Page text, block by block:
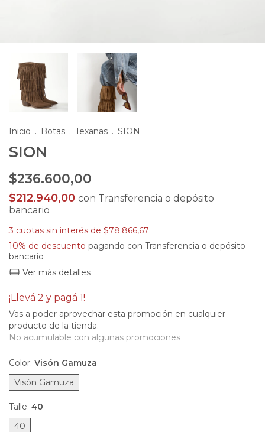
Inicio . Botas . Texanas . SION
SION
$236.600,00
$212.940,00 con Transferencia o depósito
bancario
3 cuotas sin interés de $78.866,67
10% de descuento pagando con Transferencia o depósito
bancario
Ver más detalles
¡Llevá 2 y pagá 1!
Vas a poder aprovechar esta promoción en cualquier
producto de la tienda.
No acumulable con algunas promociones
Color: Visón Gamuza
Visón Gamuza
Talle: 40
40